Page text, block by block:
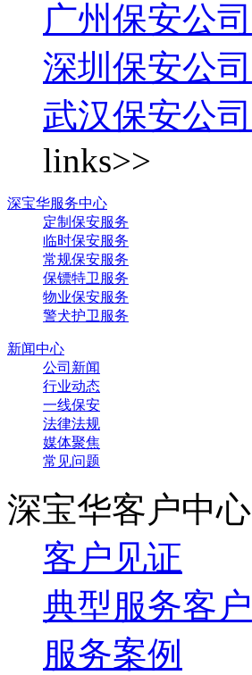
广州保安公司
深圳保安公司
武汉保安公司
links>>
深宝华服务中心
定制保安服务
临时保安服务
常规保安服务
保镖特卫服务
物业保安服务
警犬护卫服务
新闻中心
公司新闻
行业动态
一线保安
法律法规
媒体聚焦
常见问题
深宝华客户中心
客户见证
典型服务客户
服务案例